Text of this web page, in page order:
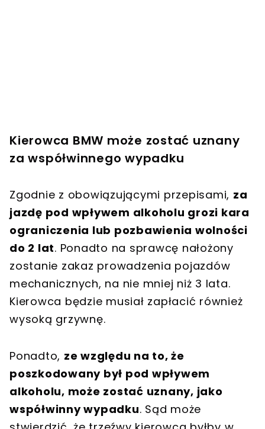
Kierowca BMW może zostać uznany
za współwinnego wypadku
Zgodnie z obowiązującymi przepisami, za
jazdę pod wpływem alkoholu grozi kara
ograniczenia lub pozbawienia wolności
do 2 lat. Ponadto na sprawcę nałożony
zostanie zakaz prowadzenia pojazdów
mechanicznych, na nie mniej niż 3 lata.
Kierowca będzie musiał zapłacić również
wysoką grzywnę.
Ponadto, ze względu na to, że
poszkodowany był pod wpływem
alkoholu, może zostać uznany, jako
współwinny wypadku. Sąd może